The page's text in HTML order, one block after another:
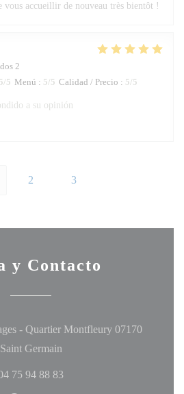
vous accueillir de nouveau très bientôt !
2
5/5 Menú : 5/5 Calidad / Precio : 5/5
a su opinión
2 3
y Contacto
- Quartier Montfleury 07170
Saint Germain((abre en una nueva
75 94 88 83